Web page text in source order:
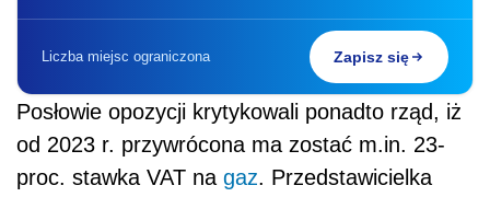
Liczba miejsc ograniczona Zapisz się
Posłowie opozycji krytykowali ponadto rząd, iż
od 2023 r. przywrócona ma zostać m.in. 23-
proc. stawka VAT na gaz. Przedstawicielka